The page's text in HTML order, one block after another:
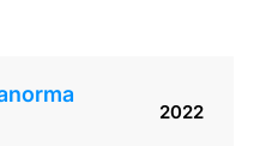
2022